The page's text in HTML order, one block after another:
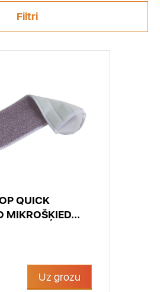
Filtri
QUICK
MIKROŠĶIED...
Uz grozu